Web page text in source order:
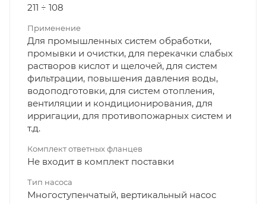
211 ÷ 108
Применение
Для промышленных систем обработки,
промывки и очистки, для перекачки слабых
растворов кислот и щелочей, для систем
фильтрации, повышения давления воды,
водоподготовки, для систем отопления,
вентиляции и кондиционирования, для
ирригации, для противопожарных систем и
т.д.
Комплект ответных фланцев
Не входит в комплект поставки
Тип насоса
Многоступенчатый, вертикальный насос